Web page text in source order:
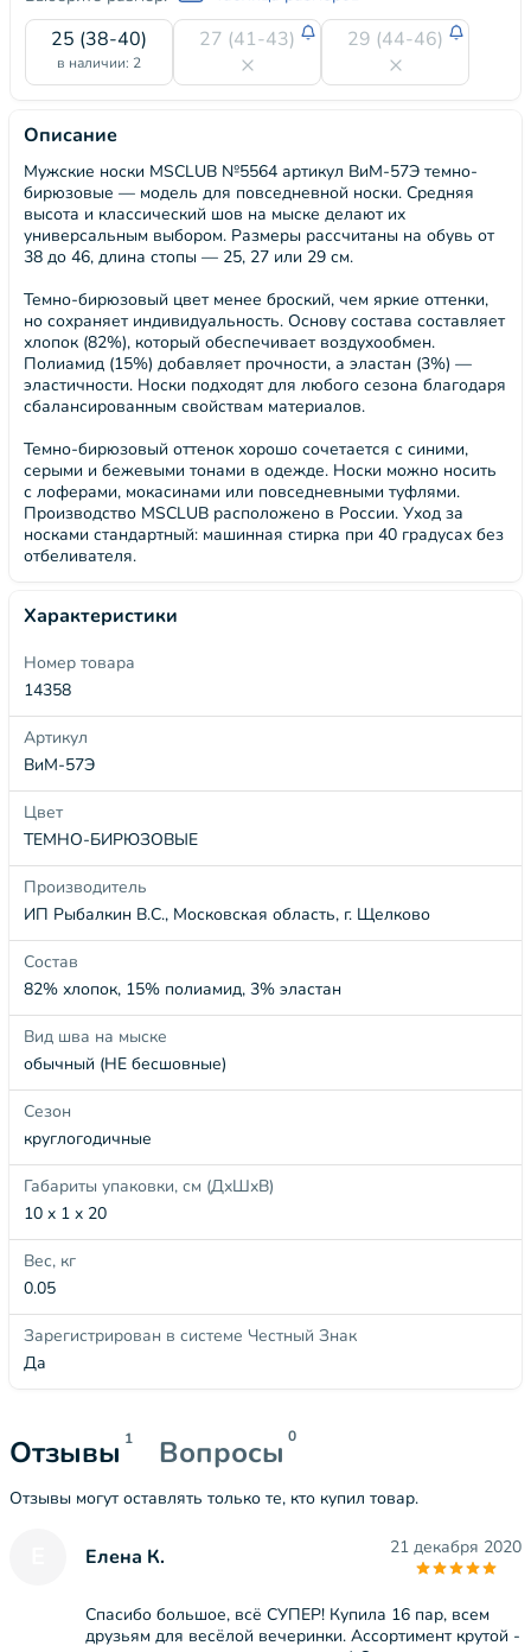
25 (38-40)
в наличии: 2
27 (41-43) 29 (44-46)
Описание
Мужские носки MSCLUB №5564 артикул ВиМ-57Э темно-
бирюзовые — модель для повседневной носки. Средняя
высота и классический шов на мыске делают их
универсальным выбором. Размеры рассчитаны на обувь от
38 до 46, длина стопы — 25, 27 или 29 см.
Темно-бирюзовый цвет менее броский, чем яркие оттенки,
но сохраняет индивидуальность. Основу состава составляет
хлопок (82%), который обеспечивает воздухообмен.
Полиамид (15%) добавляет прочности, а эластан (3%) —
эластичности. Носки подходят для любого сезона благодаря
сбалансированным свойствам материалов.
Темно-бирюзовый оттенок хорошо сочетается с синими,
серыми и бежевыми тонами в одежде. Носки можно носить
с лоферами, мокасинами или повседневными туфлями.
Производство MSCLUB расположено в России. Уход за
носками стандартный: машинная стирка при 40 градусах без
отбеливателя.
Характеристики
Номер товара
14358
Артикул
ВиМ-57Э
Цвет
ТЕМНО-БИРЮЗОВЫЕ
Производитель
ИП Рыбалкин В.С., Московская область, г. Щелково
Состав
82% хлопок, 15% полиамид, 3% эластан
Вид шва на мыске
обычный (НЕ бесшовные)
Сезон
круглогодичные
Габариты упаковки, см (ДхШхВ)
10 x 1 x 20
Вес, кг
0.05
Зарегистрирован в системе Честный Знак
Да
Отзывы 1 Вопросы 0
Отзывы могут оставлять только те, кто купил товар.
Елена К. 21 декабря 2020
Спасибо большое, всё СУПЕР! Купила 16 пар, всем
друзьям для весёлой вечеринки. Ассортимент крутой -